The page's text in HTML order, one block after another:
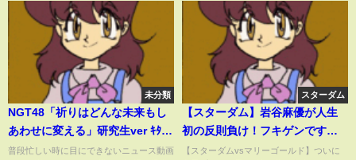
未分類
NGT48「祈りはどんな未来もし
あわせに変える」研究生ver ｷﾀ
━ﾟ∀ﾟ━!
普段忙しい時に目にできないニュース動画
スターダム
【スターダム】岩谷麻優が人生
初の反則負け！フキゲンです★
の作戦に見事ハマってしまった
【スターダムvsマリーゴールド】ついに